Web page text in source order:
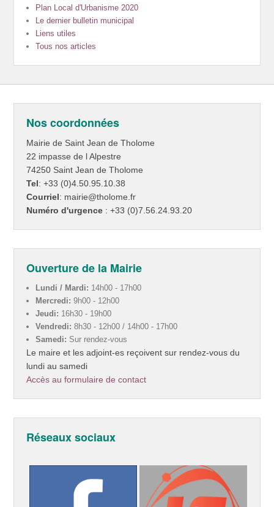
Plan Local d'Urbanisme 2020
Le dernier bulletin municipal
Liens utiles
Tous nos articles
Nos coordonnées
Mairie de Saint Jean de Tholome
22 impasse de l Alpestre
74250 Saint Jean de Tholome
Tel: +33 (0)4.50.95.10.38
Courriel: mairie@tholome.fr
Numéro d'urgence : +33 (0)7.56.24.93.20
Ouverture de la Mairie
Lundi / Mardi: 14h00 - 17h00
Mercredi: 9h00 - 12h00
Jeudi: 16h30 - 19h00
Vendredi: 8h30 - 12h00 / 14h00 - 17h00
Samedi: Sur rendez-vous
Le maire et les adjoint-es reçoivent sur rendez-vous du
lundi au samedi
Accès au formulaire de contact
Réseaux sociaux